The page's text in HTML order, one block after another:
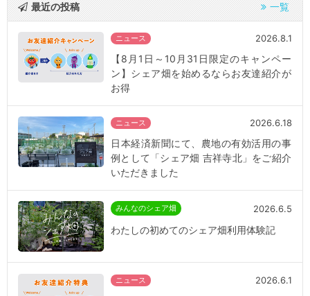
最近の投稿 一覧
ニュース 2026.8.1
【8月1日～10月31日限定のキャンペー
ン】シェア畑を始めるならお友達紹介が
お得
ニュース 2026.6.18
日本経済新聞にて、農地の有効活用の事
例として「シェア畑 吉祥寺北」をご紹介
いただきました
みんなのシェア畑 2026.6.5
わたしの初めてのシェア畑利用体験記
ニュース 2026.6.1